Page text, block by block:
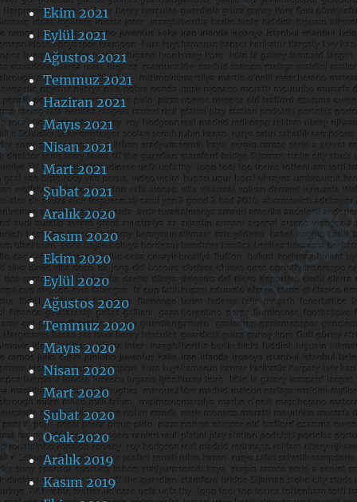
Ekim 2021
Eylül 2021
Ağustos 2021
Temmuz 2021
Haziran 2021
Mayıs 2021
Nisan 2021
Mart 2021
Şubat 2021
Aralık 2020
Kasım 2020
Ekim 2020
Eylül 2020
Ağustos 2020
Temmuz 2020
Mayıs 2020
Nisan 2020
Mart 2020
Şubat 2020
Ocak 2020
Aralık 2019
Kasım 2019